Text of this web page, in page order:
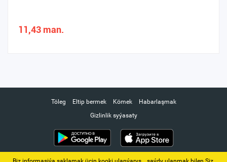
11,43 man.
Töleg Eltip bermek Kömek
Habarlaşmak
Gizlinlik syýasaty